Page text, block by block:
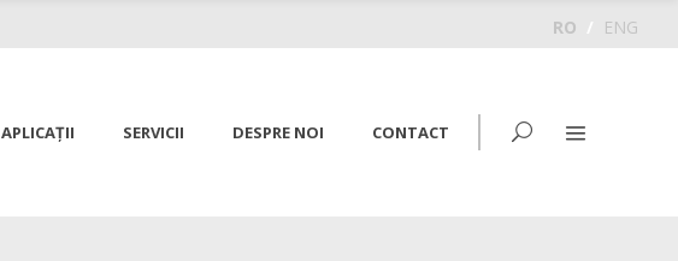
RO ENG
APLICAȚII SERVICII DESPRE NOI CONTACT